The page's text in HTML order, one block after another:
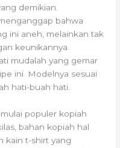
demikian.
bahwa
ini aneh, melainkan tak
keunikannya.
mudalah yang gemar
ini. Modelnya sesuai
hati-buah hati.
populer kopiah
bahan kopiah hal
kain t-shirt yang